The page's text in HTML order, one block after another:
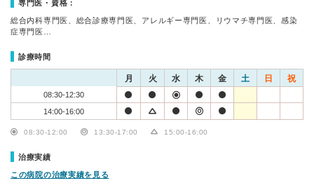
専門医・資格：
総合内科専門医、総合診療専門医、アレルギー専門医、リウマチ専門医、感染
症専門医…
診療時間
月 火 水 木 金 土 日 祝
08:30-12:30
14:00-16:00
08:30-12:00 13:30-17:00 15:00-16:00
治療実績
この病院の治療実績を見る